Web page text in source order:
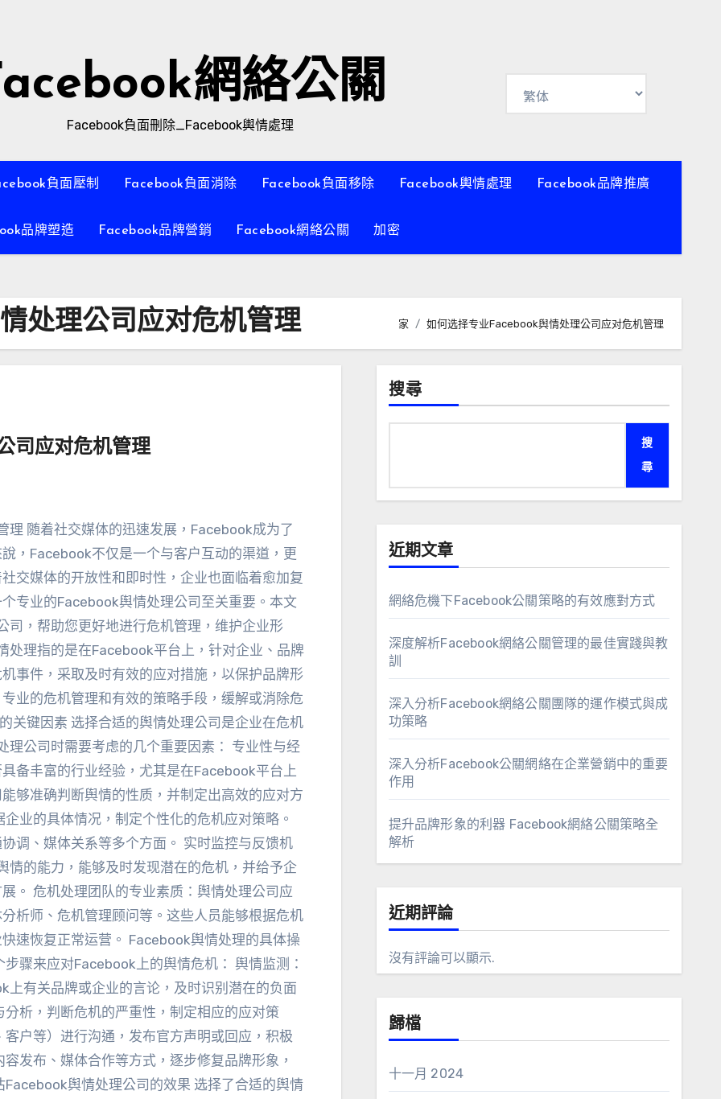
網絡公關
Facebook負面刪除_Facebook輿情處理
負面壓制 Facebook負面消除 Facebook負面移除 Facebook輿情處理 Facebook品牌推廣
品牌塑造 Facebook品牌營銷 Facebook網絡公關 加密
处理公司应对危机管理 家 如何选择专业Facebook舆情处理公司应对危机管理
司应对危机管理
理 随着社交媒体的迅速发展 ， Facebook成为了
， Facebook不仅是一个与客户互动的渠道 ， 更
交媒体的开放性和即时性 ， 企业也面临着愈加复
专业的Facebook舆情处理公司至关重要 。 本文
司 ， 帮助您更好地进行危机管理 ， 维护企业形
处理指的是在Facebook平台上 ， 针对企业 、 品牌
事件 ， 采取及时有效的应对措施 ， 以保护品牌形
专业的危机管理和有效的策略手段 ， 缓解或消除危
关键因素 选择合适的舆情处理公司是企业在危机
理公司时需要考虑的几个重要因素 ： 专业性与经
备丰富的行业经验 ， 尤其是在Facebook平台上
够准确判断舆情的性质 ， 并制定出高效的应对方
企业的具体情况 ， 制定个性化的危机应对策略 。
调 、 媒体关系等多个方面 。 实时监控与反馈机
情的能力 ， 能够及时发现潜在的危机 ， 并给予企
。 危机处理团队的专业素质 ： 舆情处理公司应
析师 、 危机管理顾问等 。 这些人员能够根据危机
速恢复正常运营 。 Facebook舆情处理的具体操
骤来应对Facebook上的舆情危机 ： 舆情监测 ：
上有关品牌或企业的言论 ， 及时识别潜在的负面
分析 ， 判断危机的严重性 ， 制定相应的应对策
客户等）进行沟通 ， 发布官方声明或回应 ， 积极
容发布 、 媒体合作等方式 ， 逐步修复品牌形象 ，
Facebook舆情处理公司的效果 选择了合适的舆情
搜尋
搜
尋
近期文章
網絡危機下Facebook公關策略的有效應對方式
深度解析Facebook網絡公關管理的最佳實踐與教
訓
深入分析Facebook網絡公關團隊的運作模式與成
功策略
深入分析Facebook公關網絡在企業營銷中的重要
作用
提升品牌形象的利器 Facebook網絡公關策略全
解析
近期評論
沒有評論可以顯示.
歸檔
十一月 2024